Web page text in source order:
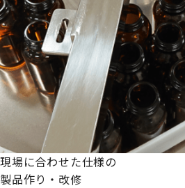
現場に合わせた仕様の
製品作り・改修